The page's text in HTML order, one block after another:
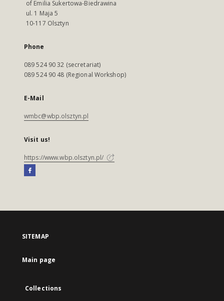
of Emilia Sukertowa-Biedrawina
ul. 1 Maja 5
10-117 Olsztyn
Phone
089 524 90 32 (secretariat)
089 524 90 48 (Regional Workshop)
E-Mail
wmbc@wbp.olsztyn.pl
Visit us!
https://www.wbp.olsztyn.pl/
SITEMAP
Main page
Collections